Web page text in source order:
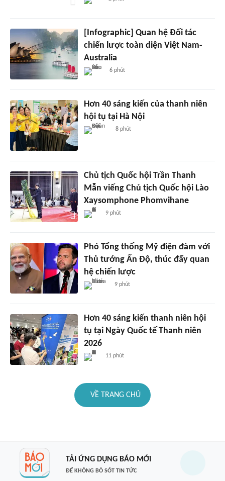
[Infographic] Quan hệ Đối tác
chiến lược toàn diện Việt Nam-
Australia
6 phút
Hơn 40 sáng kiến của thanh niên
hội tụ tại Hà Nội
8 phút
Chủ tịch Quốc hội Trần Thanh
Mẫn viếng Chủ tịch Quốc hội Lào
Xaysomphone Phomvihane
9 phút
Phó Tổng thống Mỹ điện đàm với
Thủ tướng Ấn Độ, thúc đẩy quan
hệ chiến lược
9 phút
Hơn 40 sáng kiến thanh niên hội
tụ tại Ngày Quốc tế Thanh niên
2026
11 phút
VỀ TRANG CHỦ
TẢI ỨNG DỤNG BÁO MỚI
ĐỂ KHÔNG BỎ SÓT TIN TỨC